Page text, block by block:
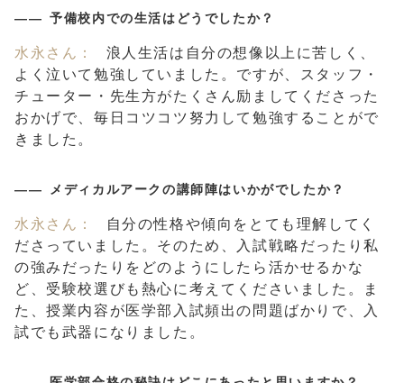
予備校内での生活はどうでしたか？
水永さん：
浪人生活は自分の想像以上に苦しく、
よく泣いて勉強していました。ですが、スタッフ・
チューター・先生方がたくさん励ましてくださった
おかげで、毎日コツコツ努力して勉強することがで
きました。
メディカルアークの講師陣はいかがでしたか？
水永さん：
自分の性格や傾向をとても理解してく
ださっていました。そのため、入試戦略だったり私
の強みだったりをどのようにしたら活かせるかな
ど、受験校選びも熱心に考えてくださいました。ま
た、授業内容が医学部入試頻出の問題ばかりで、入
試でも武器になりました。